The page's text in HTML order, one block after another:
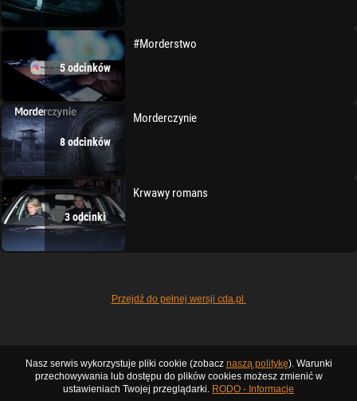
5 odcinków
#Morderstwo
8 odcinków
Morderczynie
3 odcinki
Krwawy romans
Przejdź do pełnej wersji cda.pl
Nasz serwis wykorzystuje pliki cookie (zobacz naszą politykę). Warunki
przechowywania lub dostępu do plików cookies możesz zmienić w
ustawieniach Twojej przeglądarki. RODO - Informacje